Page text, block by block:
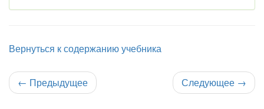
Вернуться к содержанию учебника
← Предыдущее Следующее →